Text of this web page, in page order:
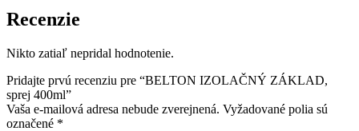
Recenzie
Nikto zatiaľ nepridal hodnotenie.
Pridajte prvú recenziu pre “BELTON IZOLAČNÝ ZÁKLAD,
sprej 400ml”
Vaša e-mailová adresa nebude zverejnená. Vyžadované polia sú
označené *